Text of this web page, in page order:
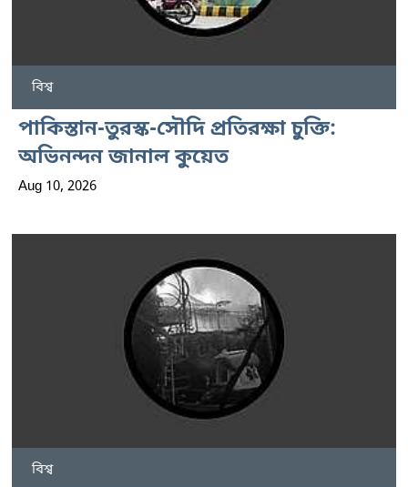
বিশ্ব
পাকিস্তান-তুরস্ক-সৌদি প্রতিরক্ষা চুক্তি:
অভিনন্দন জানাল কুয়েত
Aug 10, 2026
বিশ্ব